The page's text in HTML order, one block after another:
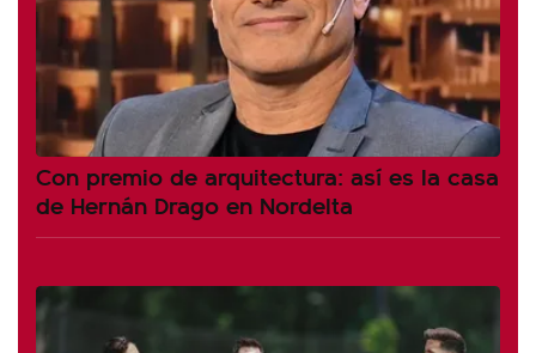
Con premio de arquitectura: así es la casa
de Hernán Drago en Nordelta